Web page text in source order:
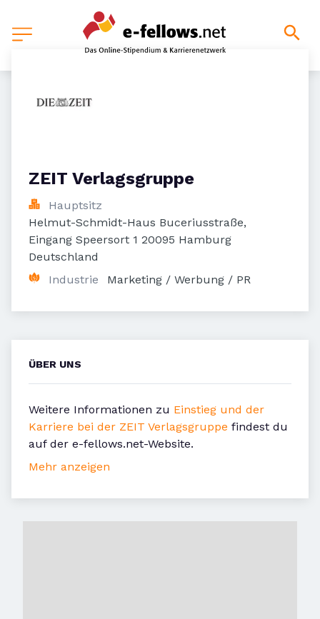
ZEIT Verlagsgruppe
Hauptsitz
Helmut-Schmidt-Haus Buceriusstraße,
Eingang Speersort 1 20095 Hamburg
Deutschland
Industrie
Marketing / Werbung / PR
ÜBER UNS
Weitere Informationen zu Einstieg und der
Karriere bei der ZEIT Verlagsgruppe findest du
auf der e-fellows.net-Website.
Mehr anzeigen